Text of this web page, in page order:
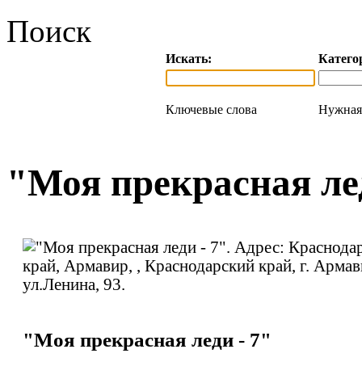
Поиск
Искать:
Ключевые слова Нужная
"Моя прекрасная
"Моя прекрасная леди - 7"